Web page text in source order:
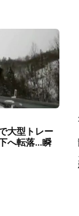
大型トレー
へ転落…瞬